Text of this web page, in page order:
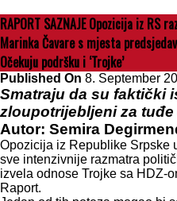
RAPORT SAZNAJE Opozicija iz RS
Marinka Čavare s mjesta
Očekuju podršku i ‘Trojke’
Published On 8. September
Smatraju da su faktički
zloupotrijebljeni za
Autor: Semira
Opozicija iz Republike Srpske
sve intenzivnije razmatra
izvela odnose Trojke sa HDZ-
Raport.